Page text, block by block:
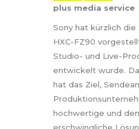
plus media service
Sony hat kürzlich die
HXC-FZ90
Studio- und Live-
entwickelt wurde.
hat das Ziel,
hochwertige und